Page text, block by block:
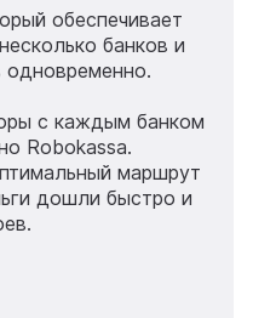
обеспечивает
банков и
с каждым банком
Robokassa.
маршрут
дошли быстро и